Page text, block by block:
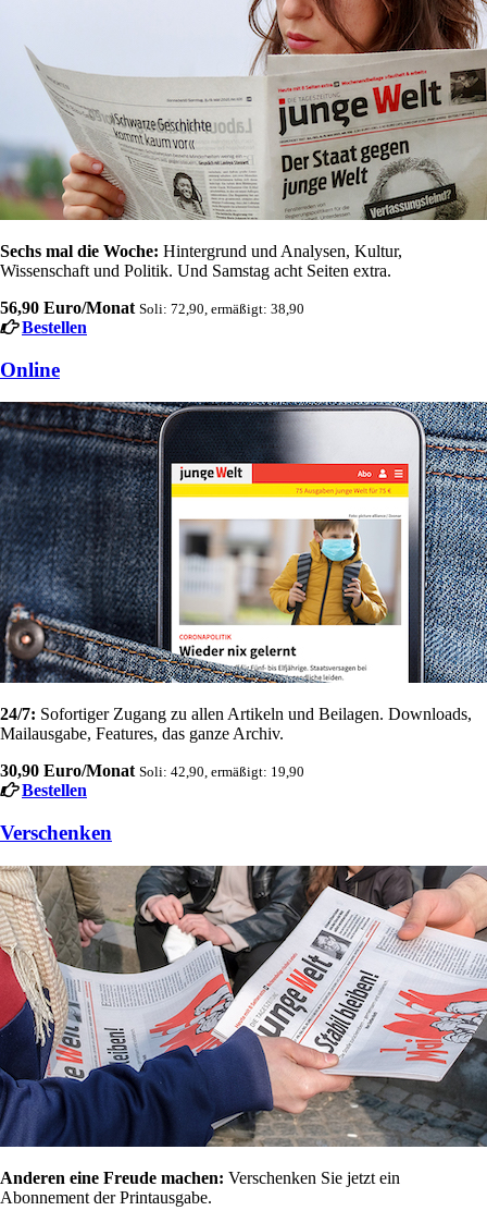
Sechs mal die Woche: Hintergrund und Analysen, Kultur,
Wissenschaft und Politik. Und Samstag acht Seiten extra.
56,90 Euro/Monat Soli: 72,90, ermäßigt: 38,90
Bestellen
Online
24/7: Sofortiger Zugang zu allen Artikeln und Beilagen. Downloads,
Mailausgabe, Features, das ganze Archiv.
30,90 Euro/Monat Soli: 42,90, ermäßigt: 19,90
Bestellen
Verschenken
Anderen eine Freude machen: Verschenken Sie jetzt ein
Abonnement der Printausgabe.